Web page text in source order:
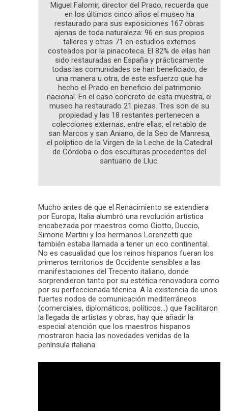
Miguel Falomir, director del Prado, recuerda que
en los últimos cinco años el museo ha
restaurado para sus exposiciones 167 obras
ajenas de toda naturaleza: 96 en sus propios
talleres y otras 71 en estudios externos
costeados por la pinacoteca. El 82% de ellas han
sido restauradas en España y prácticamente
todas las comunidades se han beneficiado, de
una manera u otra, de este esfuerzo que ha
hecho el Prado en beneficio del patrimonio
nacional. En el caso concreto de esta muestra, el
museo ha restaurado 21 piezas. Tres son de su
propiedad y las 18 restantes pertenecen a
colecciones externas, entre ellas, el retablo de
san Marcos y san Aniano, de la Seo de Manresa,
el políptico de la Virgen de la Leche de la Catedral
de Córdoba o dos esculturas procedentes del
santuario de Lluc.
Mucho antes de que el Renacimiento se extendiera
por Europa, Italia alumbró una revolución artística
encabezada por maestros como Giotto, Duccio,
Simone Martini y los hermanos Lorenzetti que
también estaba llamada a tener un eco continental.
No es casualidad que los reinos hispanos fueran los
primeros territorios de Occidente sensibles a las
manifestaciones del Trecento italiano, donde
sorprendieron tanto por su estética renovadora como
por su perfeccionada técnica. A la existencia de unos
fuertes nodos de comunicación mediterráneos
(comerciales, diplomáticos, políticos…) que facilitaron
la llegada de artistas y obras, hay que añadir la
especial atención que los maestros hispanos
mostraron hacia las novedades venidas de la
península italiana.